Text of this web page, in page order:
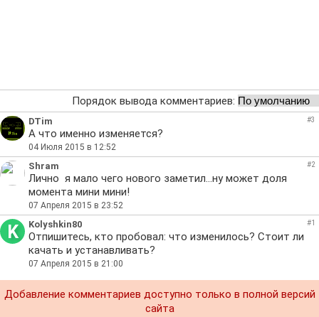
Порядок вывода комментариев:
DTim #3
А что именно изменяется?
04 Июля 2015 в 12:52
Shram #2
Лично я мало чего нового заметил...ну может доля
момента мини мини!
07 Апреля 2015 в 23:52
K Kolyshkin80 #1
Отпишитесь, кто пробовал: что изменилось? Стоит ли
качать и устанавливать?
07 Апреля 2015 в 21:00
Добавление комментариев доступно только в полной версий
сайта